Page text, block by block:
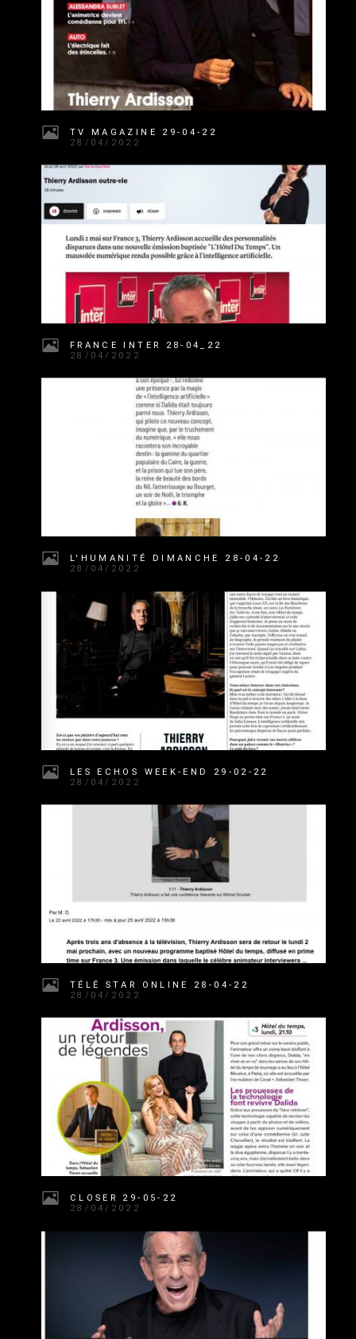
TV MAGAZINE 29-04-22
28/04/2022
FRANCE INTER 28-04_22
28/04/2022
L'HUMANITÉ DIMANCHE 28-04-22
28/04/2022
LES ECHOS WEEK-END 29-02-22
28/04/2022
TÉLÉ STAR ONLINE 28-04-22
28/04/2022
CLOSER 29-05-22
28/04/2022